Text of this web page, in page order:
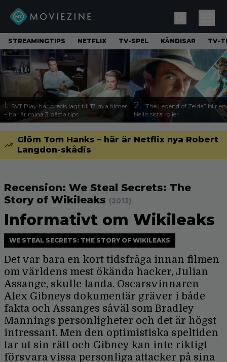
STREAMINGTIPS NETFLIX TV-SPEL KÄNDISAR TV-
1. SVT Play har precis lagt till 17 nya filmer
– här är mina 3 bästa tips
2. ”The Legend of Zelda” blir
Neills sista roller
Glöm Tom Hanks – här är Netflix nya Robert
Langdon-skådis
Recension: We Steal Secrets: The
Story of Wikileaks (2013)
Informativt om Wikileaks
WE STEAL SECRETS: THE STORY OF WIKILEAKS
Det var bara en kort tidsfråga innan filmen
om världens mest ökända hacker, Julian
Assange, skulle landa. Oscarsvinnaren
Alex Gibneys dokumentär gräver i både
fakta och Assanges såväl som Bradley
Mannings personligheter och det är högst
intressant. Men den optimistiska speltiden
tar ut sin rätt och Gibney kan inte riktigt
försvara vissa personliga attacker på sina